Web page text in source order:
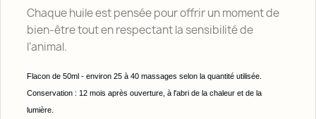
Chaque huile est pensée pour offrir un moment de
bien-être tout en respectant la sensibilité de
l’animal.
Flacon de 50ml - environ 25 à 40 massages selon la quantité utilisée.
Conservation : 12 mois après ouverture, à l'abri de la chaleur et de la
lumière.